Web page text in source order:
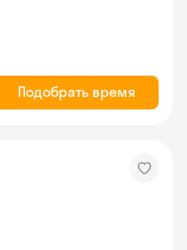
Подобрать время